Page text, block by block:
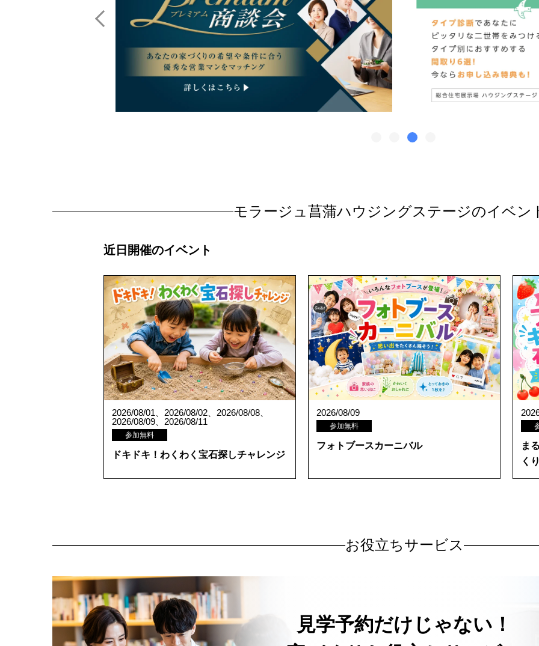
モラージュ菖蒲ハウジングステージのイベン
近日開催のイベント
2026/08/01、2026/08/02、2026/08/08、
2026/08/09、2026/08/11
参加無料
ドキドキ！わくわく宝石探しチャレンジ
2026/08/09
参加無料
フォトブースカーニバル
ま
く
お役立ちサービス
見学予約だけじゃない！